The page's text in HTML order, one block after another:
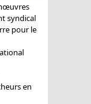
syndical
pour le
en